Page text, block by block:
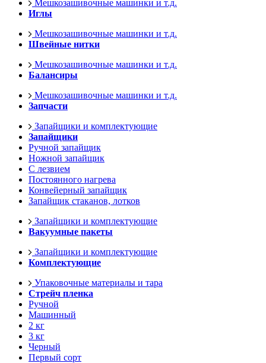
Мешкозашивочные машинки и т.д.
Иглы
Мешкозашивочные машинки и т.д.
Швейные нитки
Мешкозашивочные машинки и т.д.
Балансиры
Мешкозашивочные машинки и т.д.
Запчасти
Запайщики и комплектующие
Запайщики
Ручной запайщик
Ножной запайщик
С лезвием
Постоянного нагрева
Конвейерный запайщик
Запайщик стаканов, лотков
Запайщики и комплектующие
Вакуумные пакеты
Запайщики и комплектующие
Комплектующие
Упаковочные материалы и тара
Стрейч пленка
Ручной
Машинный
2 кг
3 кг
Черный
Первый сорт